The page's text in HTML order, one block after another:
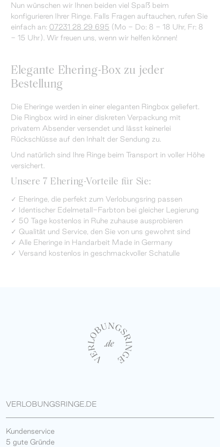
Nun wünschen wir Ihnen beiden viel Spaß beim
konfigurieren Ihrer Ringe. Falls Fragen auftauchen, rufen Sie
einfach an: 07231 28 29 695 (Mo - Do: 8 - 18 Uhr, Fr: 8
- 15 Uhr). Wir freuen uns, wenn wir helfen können!
Elegante Ehering-Box zu jeder
Bestellung
Die Eheringe werden in einer eleganten Ringbox geliefert.
Die Ringbox wird in einer diskreten Verpackung mit
privatem Absender versendet und lässt keinerlei
Rückschlüsse auf den Inhalt der Sendung zu.
Und natürlich sind Ihre Ringe beim Transport in voller Höhe
versichert.
Unsere 7 Ehering-Vorteile für Sie:
✓ Eheringe, die perfekt zum Verlobungsring passen
✓ Identischer Edelmetall-Farbton bei gleicher Legierung
✓ 50 Tage kostenlos in Ruhe zuhause ausprobieren
✓ Qualität und Service, den Sie von uns gewohnt sind
✓ Alle Eheringe in Handarbeit Made in Germany
✓ Versand kostenlos in geschmackvoller Schatulle
VERLOBUNGSRINGE.DE
Kundenservice
5 gute Gründe